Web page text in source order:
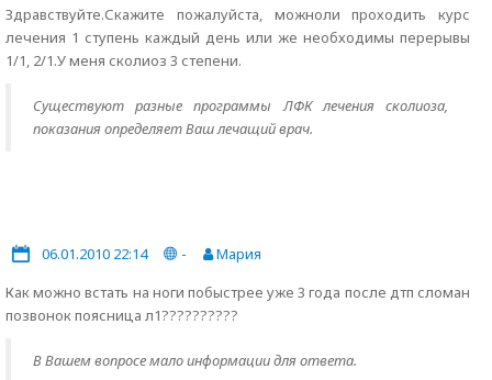
Здравствуйте.Скажите пожалуйста, можноли проходить курс
лечения 1 ступень каждый день или же необходимы перерывы
1/1, 2/1.У меня сколиоз 3 степени.
Существуют разные программы ЛФК лечения сколиоза,
показания определяет Ваш лечащий врач.
06.01.2010 22:14 -
Мария
Как можно встать на ноги побыстрее уже 3 года после дтп сломан
позвонок поясница л1??????????
В Вашем вопросе мало информации для ответа.